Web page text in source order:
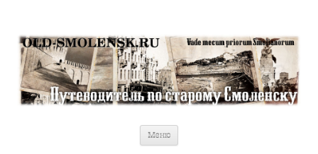
открытки, карты …
Меню